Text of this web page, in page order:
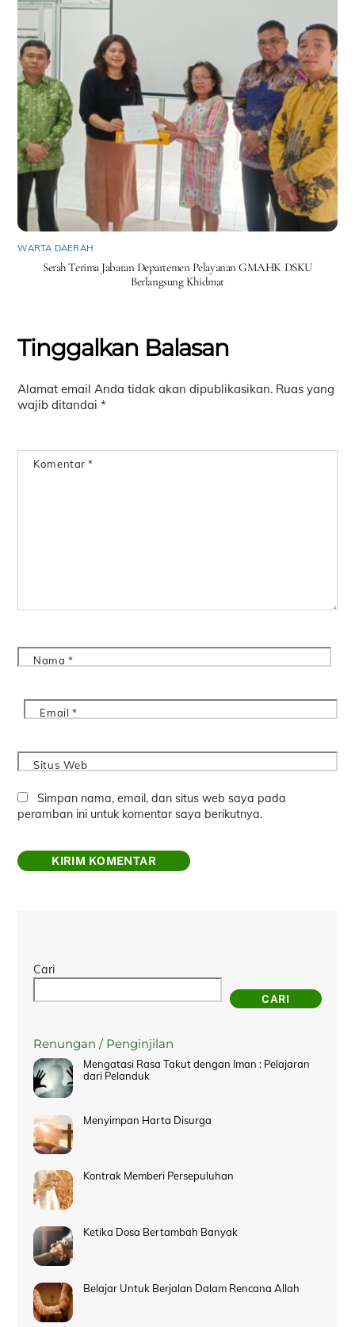
WARTA DAERAH
Serah Terima Jabatan Departemen Pelayanan GMAHK DSKU
Berlangsung Khidmat
Tinggalkan Balasan
Alamat email Anda tidak akan dipublikasikan. Ruas yang
wajib ditandai*
Komentar*
Nama*
Email *
Situs Web
Simpan nama, email, dan situs web saya pada
peramban ini untuk komentar saya berikutnya.
Cari
CARI
Renungan / Penginjilan
Mengatasi Rasa Takut dengan Iman : Pelajaran
dari Pelanduk
Menyimpan Harta Disurga
Kontrak Memberi Persepuluhan
Ketika Dosa Bertambah Banyak
Belajar Untuk Berjalan Dalam Rencana Allah